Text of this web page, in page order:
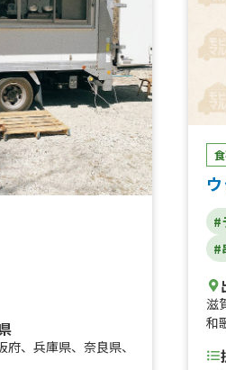
府、 兵庫県、 奈良県、
#
#
滋
和